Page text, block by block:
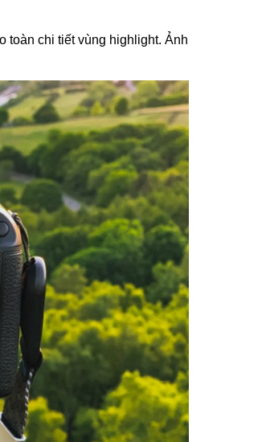
toàn chi tiết vùng highlight. Ảnh